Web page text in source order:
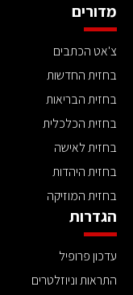
מדורים
צ'אט הכתבים
בחזית החדשות
בחזית הבריאות
בחזית הכלכלית
בחזית לאישה
בחזית היהדות
בחזית המוזיקה
הגדרות
עדכון פרופיל
התראות וניוזלטרים